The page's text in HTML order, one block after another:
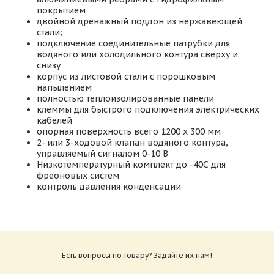
покрытием
двойной дренажный поддон из нержавеющей
стали;
подключение соединительные патрубки для
водяного или холодильного контура сверху и
снизу
корпус из листовой стали с порошковым
напылением
полностью теплоизолированные панели
клеммы для быстрого подключения электрических
кабелей
опорная поверхность всего 1200 x 300 мм
2- или 3-ходовой клапан водяного контура,
управляемый сигналом 0-10 В
Низкотемпературный комплект до -40С для
фреоновых систем
контроль давления конденсации
Размер: 3.4 Мб
Есть вопросы по товару? Задайте их нам!